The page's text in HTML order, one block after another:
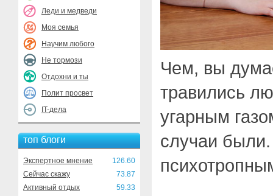
Леди и медведи
Моя семья
Научим любого
Не тормози
Отдохни и ты
Полит просвет
IT-дела
топ блоги
Экспертное мнение
126.60
Сейчас скажу
73.87
Активный отдых
59.33
Чем, вы
травились
угарным
случаи